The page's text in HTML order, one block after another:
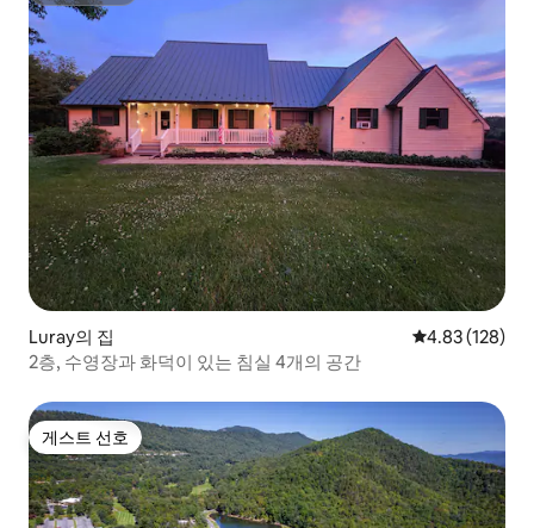
Luray의 집 평점 4.83점(5
4.83 (128)
2층, 수영장과 화덕이 있는 침실 4개의 공간
게스트 선호
게스트 선호